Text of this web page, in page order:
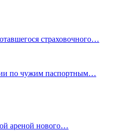
страховочного…
по чужим паспортным…
ареной нового…